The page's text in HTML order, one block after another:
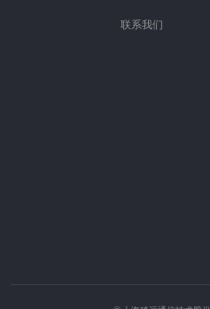
联系我们